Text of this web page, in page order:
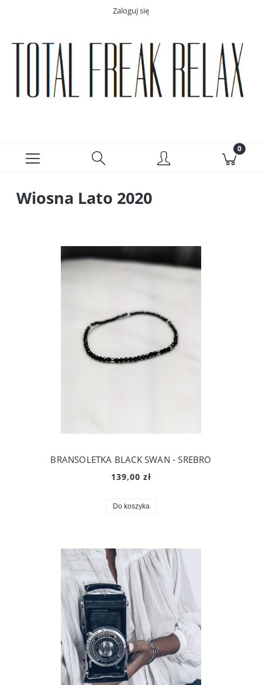
Zaloguj się
Wiosna Lato 2020
BRANSOLETKA BLACK SWAN - SREBRO
139,00 zł
Do koszyka